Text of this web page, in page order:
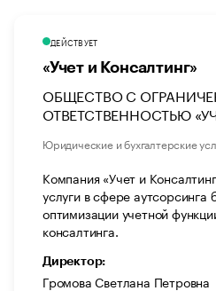
ДЕЙСТВУЕТ
«Учет и Консалтинг»
ОБЩЕСТВО С
ОТВЕТСТВЕННОСТЬЮ
Юридические и бухгалтерские
Компания «Учет и
услуги в сфере аутсорсинга
оптимизации учетной
консалтинга.
Директор:
Громова Светлана Петровна